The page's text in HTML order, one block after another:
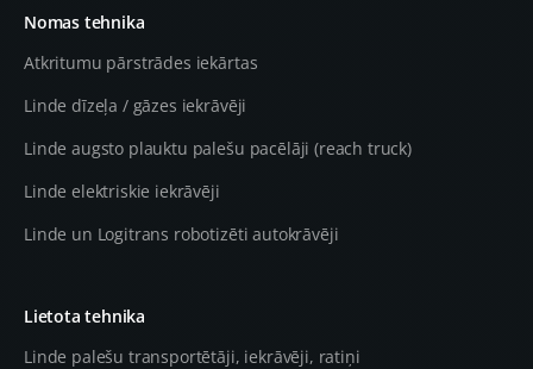
Nomas tehnika
Atkritumu pārstrādes iekārtas
Linde dīzeļa / gāzes iekrāvēji
Linde augsto plauktu palešu pacēlāji (reach truck)
Linde elektriskie iekrāvēji
Linde un Logitrans robotizēti autokrāvēji
Lietota tehnika
Linde palešu transportētāji, iekrāvēji, ratiņi